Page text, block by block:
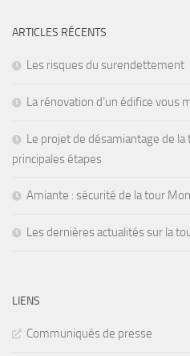
ARTICLES RÉCENTS
Les risques du surendettement
La rénovation d’un édifice vous
Le projet de désamiantage de
principales étapes
Amiante : sécurité de la tour
Les dernières actualités sur la
LIENS
Communiqués de presse